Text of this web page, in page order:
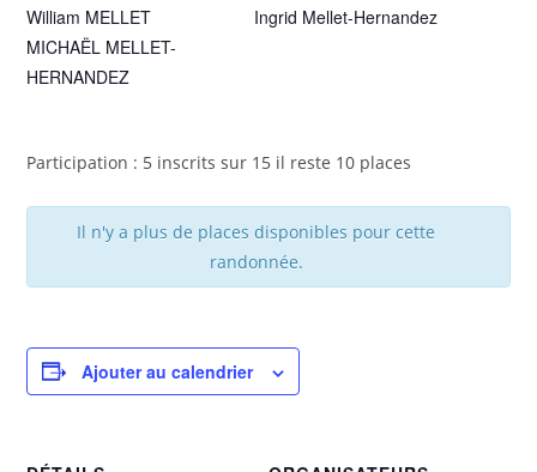
William MELLET
MICHAËL MELLET-
HERNANDEZ
Ingrid Mellet-Hernandez
Participation : 5 inscrits sur 15 il reste 10 places
Il n'y a plus de places disponibles pour cette
randonnée.
Ajouter au calendrier